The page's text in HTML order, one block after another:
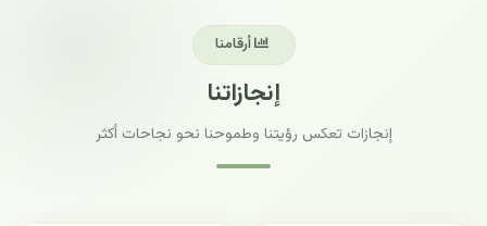
أرقامنا
إنجازاتنا
إنجازات تعكس رؤيتنا وطموحنا نحو نجاحات أكثر